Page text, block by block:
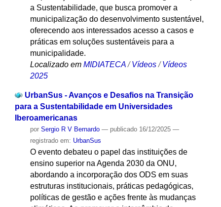
a Sustentabilidade, que busca promover a
municipalização do desenvolvimento sustentável,
oferecendo aos interessados acesso a casos e
práticas em soluções sustentáveis para a
municipalidade.
Localizado em MIDIATECA /Vídeos /Vídeos
2025
UrbanSus - Avanços e Desafios na Transição
para a Sustentabilidade em Universidades
Iberoamericanas
por Sergio R V Bernardo — publicado16/12/2025 —
registrado em: UrbanSus
O evento debateu o papel das instituições de
ensino superior na Agenda 2030 da ONU,
abordando a incorporação dos ODS em suas
estruturas institucionais, práticas pedagógicas,
políticas de gestão e ações frente às mudanças